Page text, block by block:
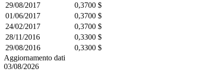
29/08/2017
0,3700 $
01/06/2017
0,3700 $
24/02/2017
0,3700 $
28/11/2016
0,3300 $
29/08/2016
0,3300 $
Aggiornamento dati
03/08/2026